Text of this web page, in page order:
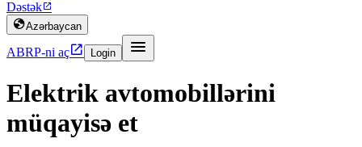
Dəstək
Azərbaycan
ABRP-ni aç Login 
Elektrik avtomobillərini
müqayisə et